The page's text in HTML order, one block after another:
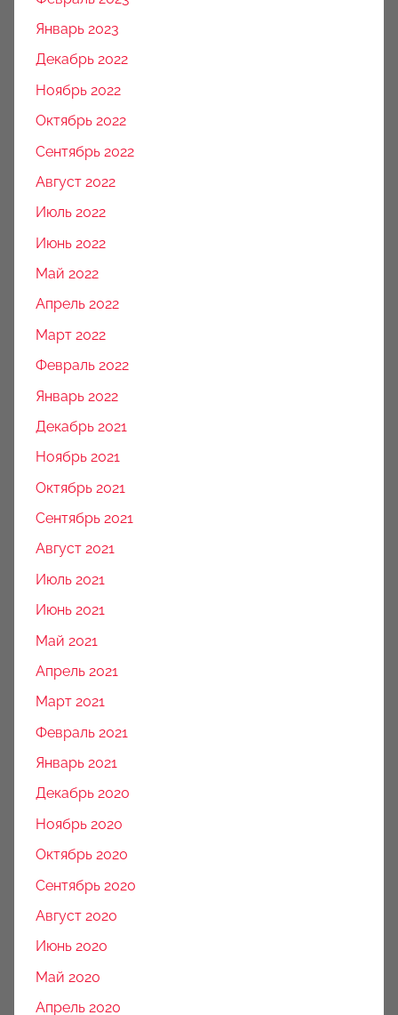
Январь 2023
Декабрь 2022
Ноябрь 2022
Октябрь 2022
Сентябрь 2022
Август 2022
Июль 2022
Июнь 2022
Май 2022
Апрель 2022
Март 2022
Февраль 2022
Январь 2022
Декабрь 2021
Ноябрь 2021
Октябрь 2021
Сентябрь 2021
Август 2021
Июль 2021
Июнь 2021
Май 2021
Апрель 2021
Март 2021
Февраль 2021
Январь 2021
Декабрь 2020
Ноябрь 2020
Октябрь 2020
Сентябрь 2020
Август 2020
Июнь 2020
Май 2020
Апрель 2020